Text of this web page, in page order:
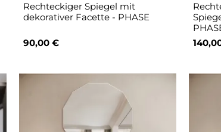
Rechteckiger Spiegel mit
dekorativer Facette - PHASE
90,00 €